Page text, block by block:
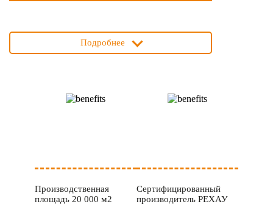
Подробнее
Производственная
площадь 20 000 м2
Сертифицированный
производитель РЕХАУ